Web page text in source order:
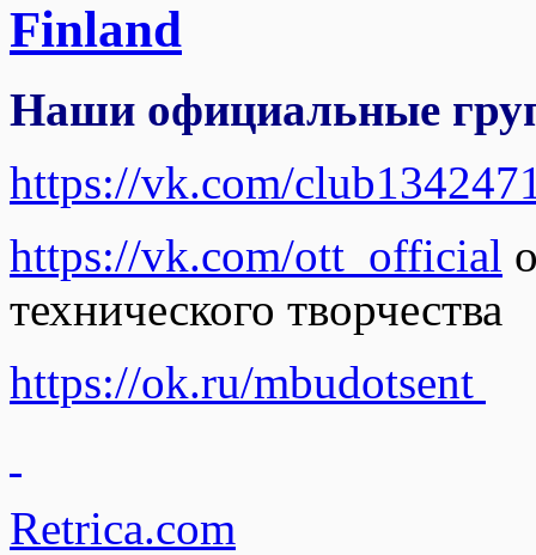
Finland
Наши официальные
https://vk.com/
https://vk.com/ott_official
технического творчества
https://ok.ru/mbudotsent
Retrica.com